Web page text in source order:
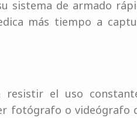
sistema de armado
más tiempo a
resistir el uso
fotógrafo o videógrafo